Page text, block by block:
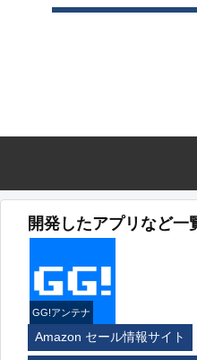
開発したアプリなど一
GG!アンテナ
Amazon セール情報サイト